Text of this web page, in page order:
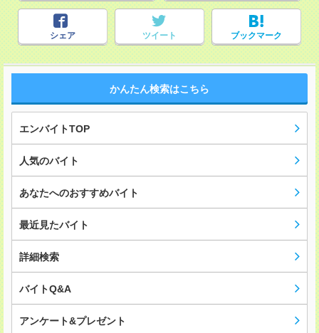
シェア ツイート ブックマーク
かんたん検索はこちら
エンバイトTOP
人気のバイト
あなたへのおすすめバイト
最近見たバイト
詳細検索
バイトQ&A
アンケート&プレゼント